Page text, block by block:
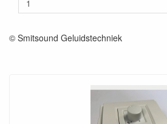
© Smitsound Geluidstechniek